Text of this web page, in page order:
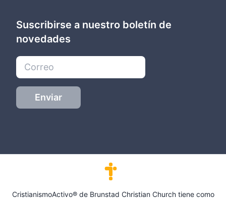
Suscribirse a nuestro boletín de
novedades
Enviar
CristianismoActivo® de Brunstad Christian Church tiene como